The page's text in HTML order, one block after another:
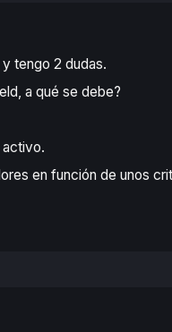
tengo 2 dudas.
a qué se debe?
en función de unos